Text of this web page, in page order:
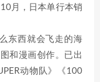
月，日本单行本销
东西就会飞走的海
和漫画创作。已出
动物队》《100